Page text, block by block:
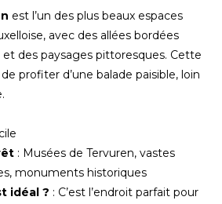
est l’un des plus beaux espaces
avec des allées bordées
et des paysages pittoresques. Cette
profiter d’une balade paisible, loin
: Musées de Tervuren, vastes
monuments historiques
idéal ? : C’est l’endroit parfait pour